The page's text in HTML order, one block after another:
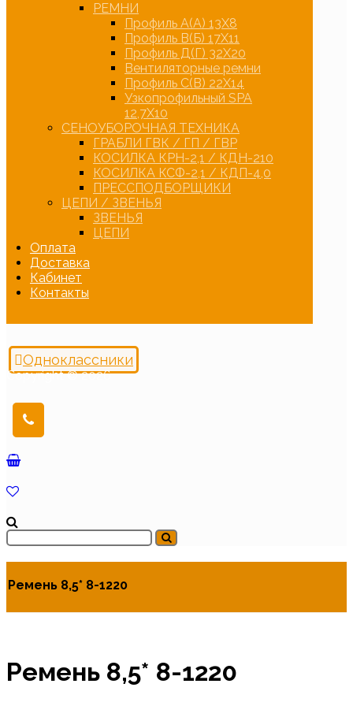
РЕМНИ
Профиль А(А) 13Х8
Профиль В(Б) 17Х11
Профиль Д(Г) 32Х20
Вентиляторные ремни
Профиль С(В) 22Х14
Узкопрофильный SPA
12,7Х10
СЕНОУБОРОЧНАЯ ТЕХНИКА
ГРАБЛИ ГВК / ГП / ГВР
КОСИЛКА КРН-2,1 / КДН-210
КОСИЛКА КСФ-2,1 / КДП-4,0
ПРЕССПОДБОРЩИКИ
ЦЕПИ / ЗВЕНЬЯ
ЗВЕНЬЯ
ЦЕПИ
Оплата
Доставка
Кабинет
Контакты
Одноклассники
Copyright © 2026
Ремень 8,5* 8-1220
Ремень 8,5* 8-1220